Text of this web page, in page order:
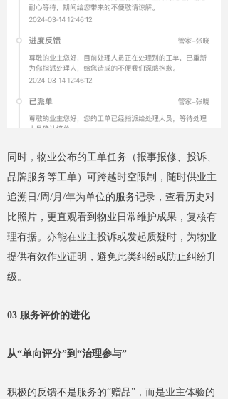
同时，物业公布的工单任务（报事报修、投诉、
品牌服务等工单）可跨越时空限制，随时供业主
追溯日/周/月/年为单位的服务记录，查看历史对
比照片，更直观看到物业日常维护成果，复核有
理有据。亦能在业主投诉或发起质疑时，为物业
提供有效作业证明，避免此类纠纷或防止纠纷升
级。
03 服务评价的进化
从“单向评分”到“治理参与”
积极的反馈不是服务的“赠品”，而是业主体验的